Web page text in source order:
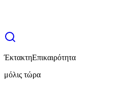
ΈκτακτηΕπικαιρότητα
μόλις τώρα